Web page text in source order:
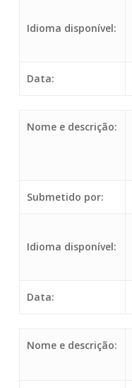
Idioma disponível:
Data:
Nome e descrição:
Submetido por:
Idioma disponível:
Data:
Nome e descrição: